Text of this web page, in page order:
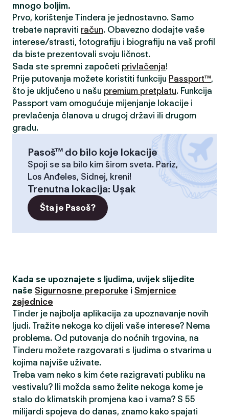
mnogo boljim.
Prvo, korištenje Tindera je jednostavno. Samo
trebate napraviti račun. Obavezno dodajte vaše
interese/strasti, fotografiju i biografiju na vaš profil
da biste prezentovali svoju ličnost.
Sada ste spremni započeti privlačenja!
Prije putovanja možete koristiti funkciju Passport™,
što je uključeno u našu premium pretplatu. Funkcija
Passport vam omogućuje mijenjanje lokacije i
prevlačenja članova u drugoj državi ili drugom
gradu.
Pasoš™ do bilo koje lokacije
Spoji se sa bilo kim širom sveta. Pariz,
Los Anđeles, Sidnej, kreni!
Trenutna lokacija: Uşak
Šta je Pasoš?
Kada se upoznajete s ljudima, uvijek slijedite
naše Sigurnosne preporuke i Smjernice
zajednice
Tinder je najbolja aplikacija za upoznavanje novih
ljudi. Tražite nekoga ko dijeli vaše interese? Nema
problema. Od putovanja do noćnih trgovina, na
Tinderu možete razgovarati s ljudima o stvarima u
kojima najviše uživate.
Treba vam neko s kim ćete razigravati publiku na
vestivalu? Ili možda samo želite nekoga kome je
stalo do klimatskih promjena kao i vama? S 55
milijardi spojeva do danas, znamo kako spajati